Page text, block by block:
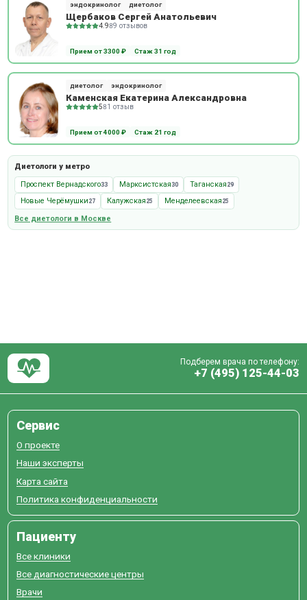
эндокринолог диетолог
Щербаков Сергей Анатольевич
4.989 отзывов
Прием от 3300 ₽ Стаж 31 год
диетолог эндокринолог
Каменская Екатерина Александровна
581 отзыв
Прием от 4000 ₽ Стаж 21 год
Диетологи у метро
Проспект Вернадского33 Марксистская30 Таганская 29
Новые Черёмушки 27 Калужская 25 Менделеевская 25
Все диетологи в Москве
Подберем врача по телефону:
+7 (495) 125-44-03
Сервис
О проекте
Наши эксперты
Карта сайта
Политика конфиденциальности
Пациенту
Все клиники
Все диагностические центры
Врачи